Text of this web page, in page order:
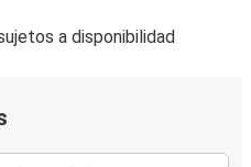
a disponibilidad